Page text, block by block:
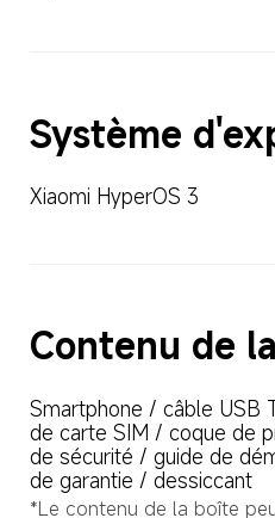
Système
Xiaomi HyperOS 3
Contenu de
Smartphone / câble USB
de carte SIM / coque de
de sécurité / guide de
de garantie / dessiccant
*Le contenu de la boîte